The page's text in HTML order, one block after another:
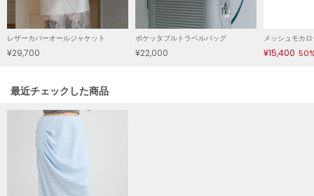
HUNTER
ハンター
HOKA ONEONE
レザーカバーオールジャケット
¥29,700
ポケッタブルトラベルバッグ
¥22,000
メッシュモカ
¥15,400
関連記事
最近チェックした商品